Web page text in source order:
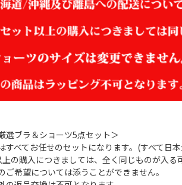
選ブラ＆ショーツ5点セット＞
すべてお任せのセットになります。(すべて日
の購入につきましては、全く同じものが入る
ご希望については添うことができません。